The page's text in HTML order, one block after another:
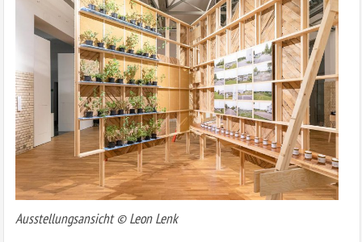
Ausstellungsansicht © Leon Lenk